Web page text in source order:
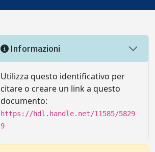
Informazioni
Utilizza questo identificativo per
citare o creare un link a questo
documento:
https://hdl.handle.net/11585/5829
9